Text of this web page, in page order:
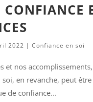
2022 |Confiance en soi
et nos
en revanche, peut
de confiance...